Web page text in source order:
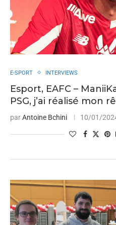
E-SPORT INTERVIEWS
Esport, EAFC –
PSG, j’ai réalisé mon
parAntoine Bchini 10/01/